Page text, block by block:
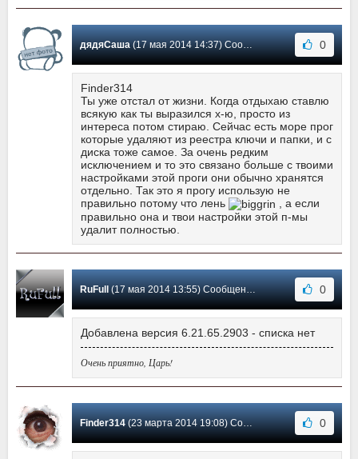
дядяСаша(17 мая 2014 14:37) Сообщение #169 0
Finder314
Ты уже отстал от жизни. Когда отдыхаю ставлю
всякую как ты выразился х-ю, просто из
интереса потом стираю. Сейчас есть море прог
которые удаляют из реестра ключи и папки, и с
диска тоже самое. За очень редким
исключением и то это связано больше с твоими
настройками этой проги они обычно хранятся
отдельно. Так это я прогу использую не
правильно потому что лень
, а если
правильно она и твои настройки этой п-мы
удалит полностью.
RuFull (17 мая 2014 13:55) Сообщение #168 0
Добавлена версия 6.21.65.2903 - списка нет
Очень приятно, Царь!
Finder314(23 марта 2014 19:08) Сообщение #167 0